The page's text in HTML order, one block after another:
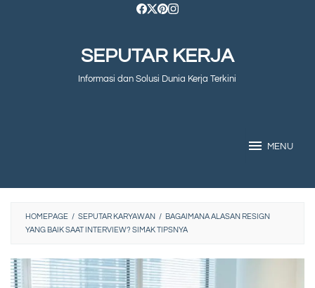
SEPUTAR KERJA
Informasi dan Solusi Dunia Kerja Terkini
MENU
HOMEPAGE / SEPUTAR KARYAWAN / BAGAIMANA ALASAN RESIGN
YANG BAIK SAAT INTERVIEW? SIMAK TIPSNYA